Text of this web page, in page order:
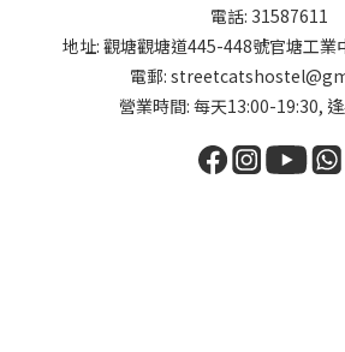
電話: 31587611
地址: 觀塘觀塘道445-448號官塘工業
電郵:
營業時間: 每天13:00-19:30,